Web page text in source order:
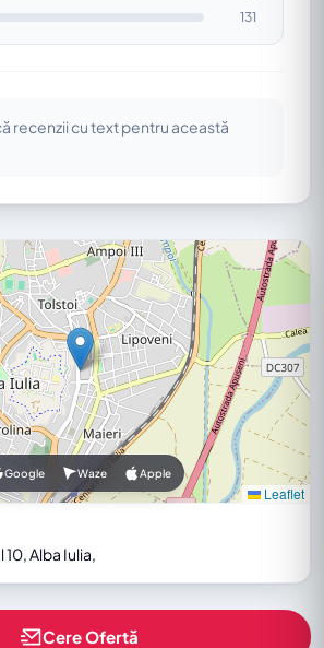
131
recenzii cu text pentru această
Leaflet
Google Waze Apple
Alba Iulia,
Cere Ofertă